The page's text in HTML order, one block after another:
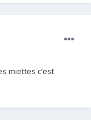
miettes c’est